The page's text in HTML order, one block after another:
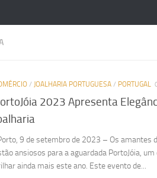
/ JOALHARIA PORTUGUESA / PORTUGAL
2023 Apresenta
9 de setembro de 2023 – Os amantes
ansiosos para a aguardada PortoJóia,
ainda mais este ano. Este evento de...